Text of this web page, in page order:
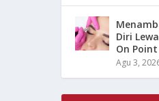
Diri
On Point
Agu 3,